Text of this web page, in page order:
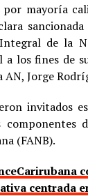
por mayoría
de la
a los fines de
AN, Jorge
invitados
(FANB).
centrada